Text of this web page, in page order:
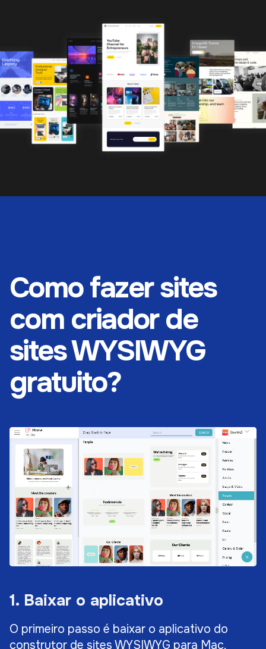
Como fazer sites
com criador de
sites WYSIWYG
gratuito?
1. Baixar o aplicativo
O primeiro passo é baixar o aplicativo do
construtor de sites WYSIWYG para Mac,